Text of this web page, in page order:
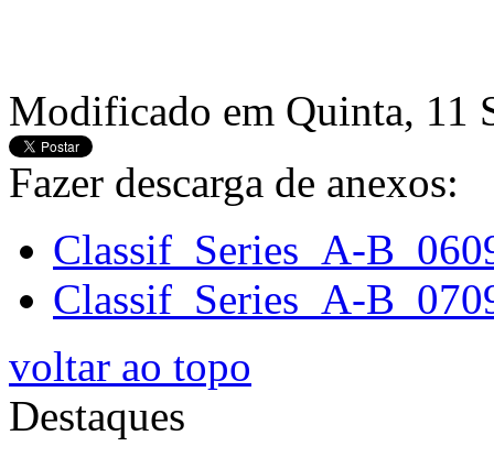
Modificado em Quinta, 11
Fazer descarga de anexos:
Classif_Series_A-
Classif_Series_A-
voltar ao topo
Destaques